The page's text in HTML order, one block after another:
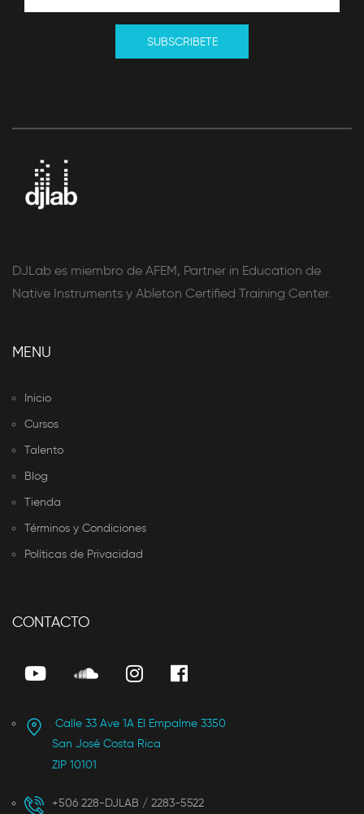
SUBSCRIBETE
DJLab es miembro de AFEM, Partner in Education de
Native Instruments y Ableton Certified Training Center.
MENU
Inicio
Cursos
Talento
Blog
Tienda
Términos y Condiciones
Políticas de Privacidad
CONTACTO
Calle 33 Ave 1A El Empalme 3350
San José Costa Rica
ZIP 10101
+506 228-DJLAB / 2283-5522